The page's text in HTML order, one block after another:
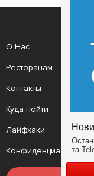
О Нас
Ресторанам
Контакты
Куда пойти
Лайфхаки
Конфиденциальность